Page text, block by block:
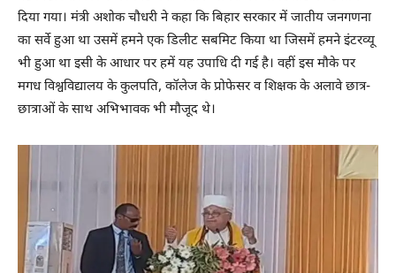
दिया गया। मंत्री अशोक चौधरी ने कहा कि बिहार सरकार में जातीय जनगणना
का सर्वे हुआ था उसमें हमने एक डिलीट सबमिट किया था जिसमें हमने इंटरव्यू
भी हुआ था इसी के आधार पर हमें यह उपाधि दी गई है। वहीं इस मौके पर
मगध विश्वविद्यालय के कुलपति, कॉलेज के प्रोफेसर व शिक्षक के अलावे छात्र-
छात्राओं के साथ अभिभावक भी मौजूद थे।